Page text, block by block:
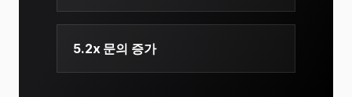
5.2x 문의 증가